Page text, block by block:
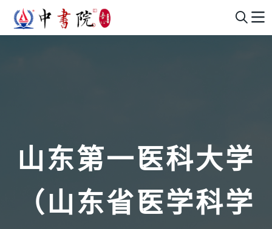
山东第一医科大学
（山东省医学科学